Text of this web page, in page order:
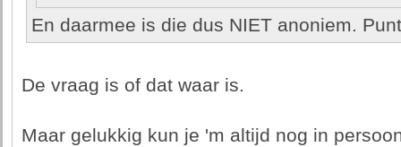
En daarmee is die dus NIET anoniem.
De vraag is of dat waar is.
Maar gelukkig kun je 'm altijd nog in